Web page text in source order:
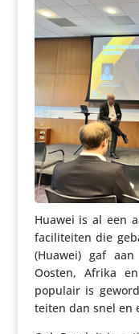
Huawei is al een
faci­li­teiten die
(Huawei) gaf
Oosten, Afrika
populair is
teiten dan snel en